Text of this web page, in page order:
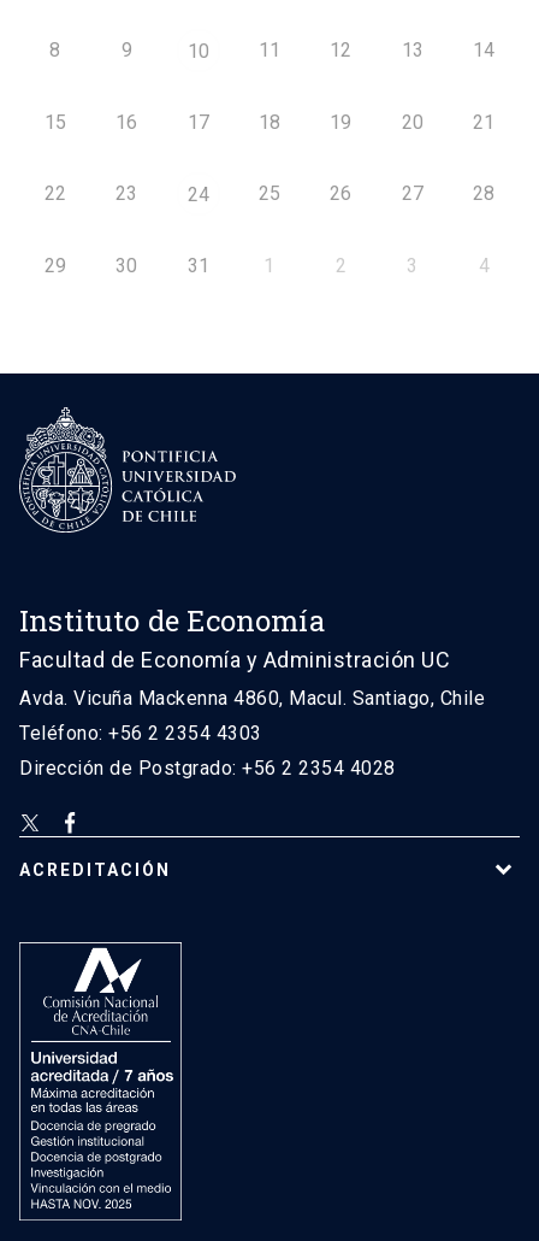
8 9 10 11 12 13 14
15 16 17 18 19 20 21
22 23 24 25 26 27 28
29 30 31 1 2 3 4
Instituto de Economía
Facultad de Economía y Administración UC
Avda. Vicuña Mackenna 4860, Macul. Santiago, Chile
Teléfono: +56 2 2354 4303
Dirección de Postgrado: +56 2 2354 4028
ACREDITACIÓN